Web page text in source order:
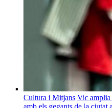
Cultura i Mitjans Vic amplia
amb els gegants de la ciutat